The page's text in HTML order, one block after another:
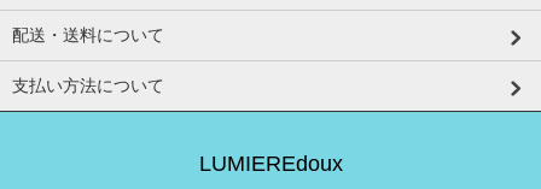
配送・送料について
支払い方法について
LUMIEREdoux